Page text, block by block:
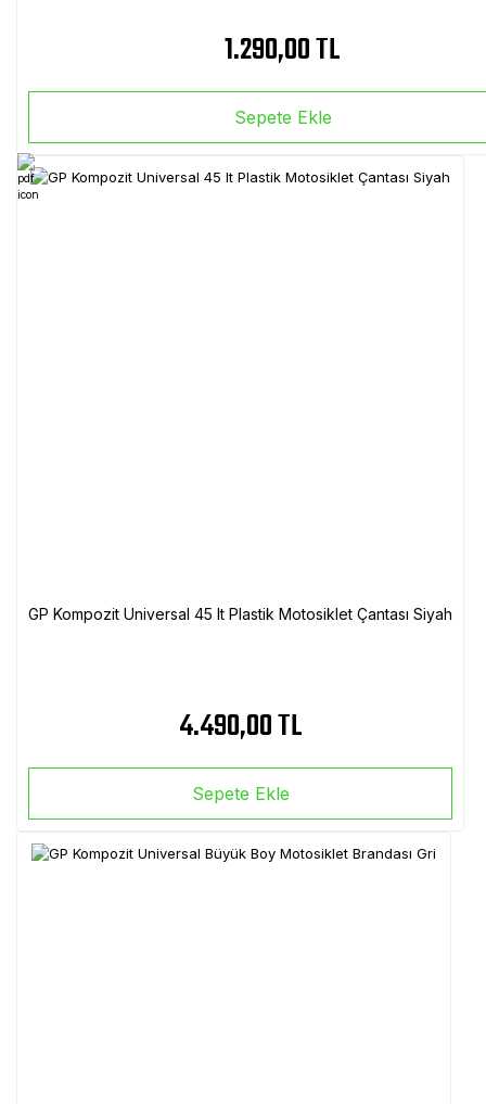
1.290,00 TL
Sepete Ekle
GP Kompozit Universal 45 lt Plastik Motosiklet Çantası Siyah
4.490,00 TL
Sepete Ekle